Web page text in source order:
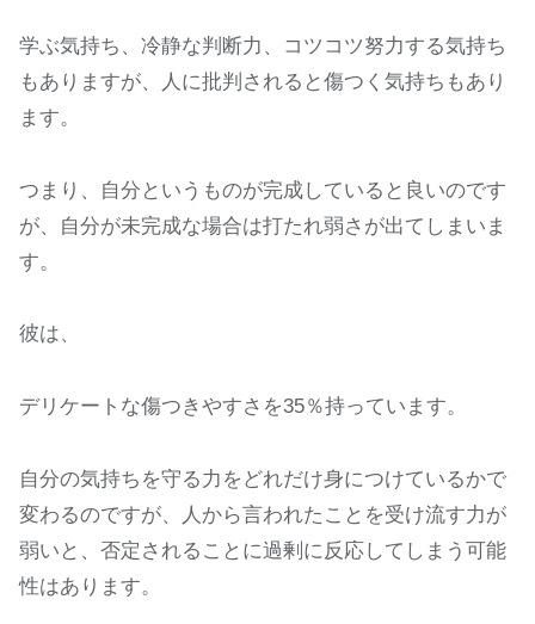
学ぶ気持ち、冷静な判断力、コツコツ努力する気持ち
もありますが、人に批判されると傷つく気持ちもあり
ます。
つまり、自分というものが完成していると良いのです
が、自分が未完成な場合は打たれ弱さが出てしまいま
す。
彼は、
デリケートな傷つきやすさを35％持っています。
自分の気持ちを守る力をどれだけ身につけているかで
変わるのですが、人から言われたことを受け流す力が
弱いと、否定されることに過剰に反応してしまう可能
性はあります。